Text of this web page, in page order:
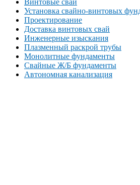
Винтовые сваи
Установка свайно-винтовых
Проектирование
Доставка винтовых свай
Инженерные изыскания
Плазменный раскрой трубы
Монолитные фундаменты
Свайные Ж/Б фундаменты
Автономная канализация